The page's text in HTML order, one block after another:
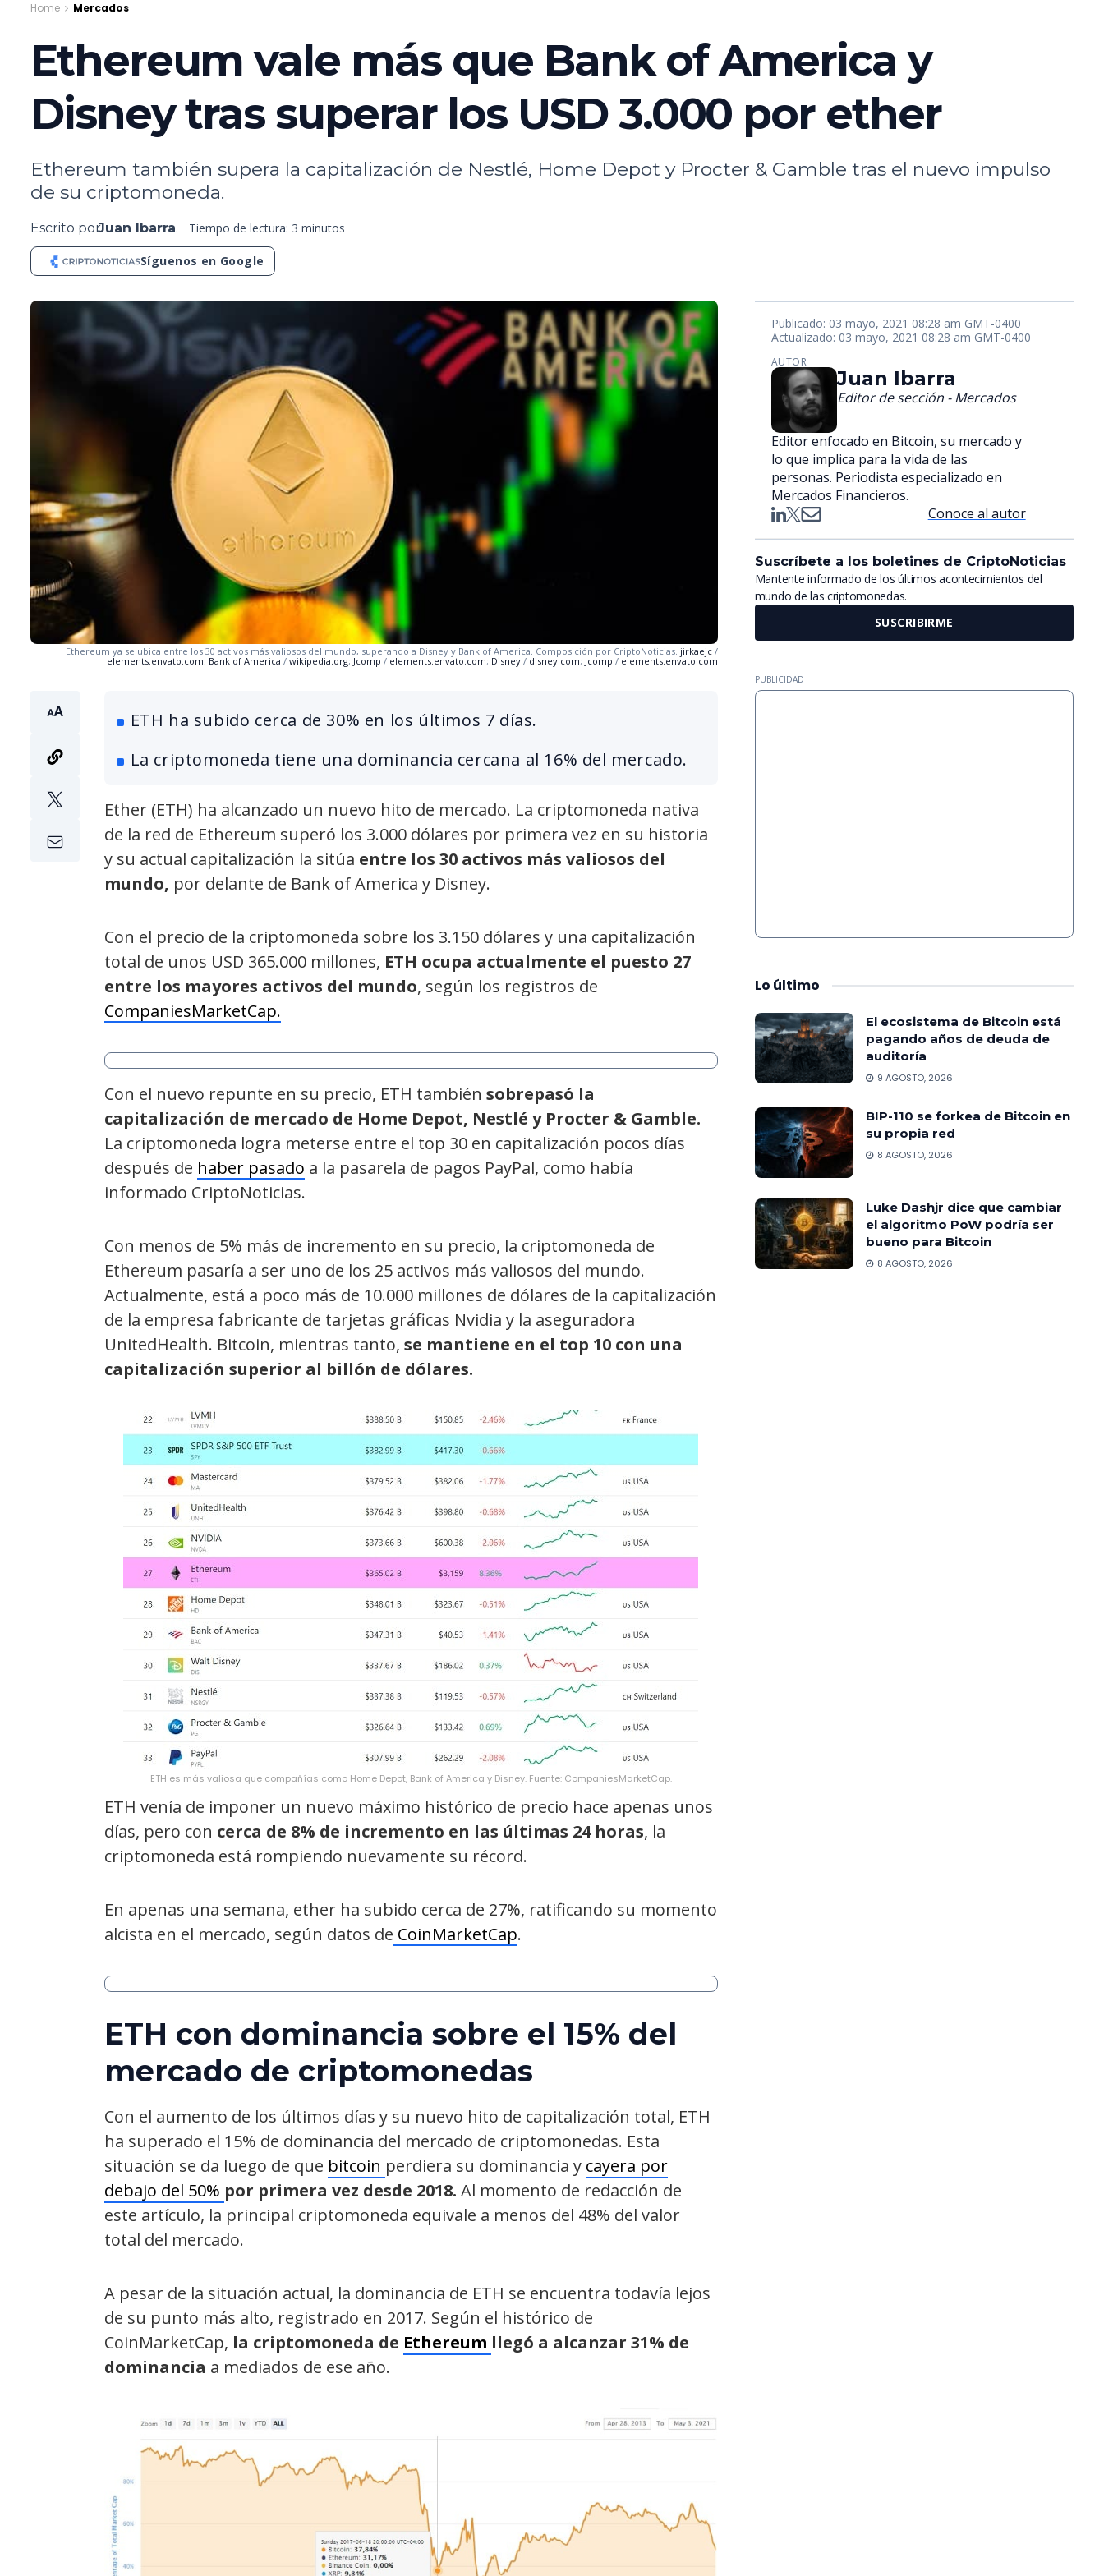
Home Mercados
Ethereum vale más que Bank of America y
Disney tras superar los USD 3.000 por ether
Ethereum también supera la capitalización de Nestlé, Home Depot y Procter & Gamble tras el nuevo impulso
de su criptomoneda.
Escrito porJuan Ibarra. Tiempo de lectura: 3 minutos
Síguenos en Google
Ethereum ya se ubica entre los 30 activos más valiosos del mundo, superando a Disney y Bank of America. Composición por CriptoNoticias. jirkaejc/
elements.envato.com; Bank of America / wikipedia.org; Jcomp / elements.envato.com; Disney/ disney.com; Jcomp / elements.envato.com
ETH ha subido cerca de 30% en los últimos 7 días.
La criptomoneda tiene una dominancia cercana al 16% del mercado.
Ether (ETH) ha alcanzado un nuevo hito de mercado. La criptomoneda nativa
de la red de Ethereum superó los 3.000 dólares por primera vez en su historia
y su actual capitalización la sitúa entre los 30 activos más valiosos del
mundo, por delante de Bank of America y Disney.
Con el precio de la criptomoneda sobre los 3.150 dólares y una capitalización
total de unos USD 365.000 millones, ETH ocupa actualmente el puesto 27
entre los mayores activos del mundo, según los registros de
CompaniesMarketCap.
Con el nuevo repunte en su precio, ETH también sobrepasó la
capitalización de mercado de Home Depot, Nestlé y Procter & Gamble.
La criptomoneda logra meterse entre el top 30 en capitalización pocos días
después de haber pasado a la pasarela de pagos PayPal, como había
informado CriptoNoticias.
Con menos de 5% más de incremento en su precio, la criptomoneda de
Ethereum pasaría a ser uno de los 25 activos más valiosos del mundo.
Actualmente, está a poco más de 10.000 millones de dólares de la capitalización
de la empresa fabricante de tarjetas gráficas Nvidia y la aseguradora
UnitedHealth. Bitcoin, mientras tanto, se mantiene en el top 10 con una
capitalización superior al billón de dólares.
ETH es más valiosa que compañías como Home Depot, Bank of America y Disney. Fuente: CompaniesMarketCap.
ETH venía de imponer un nuevo máximo histórico de precio hace apenas unos
días, pero con cerca de 8% de incremento en las últimas 24 horas, la
criptomoneda está rompiendo nuevamente su récord.
En apenas una semana, ether ha subido cerca de 27%, ratificando su momento
alcista en el mercado, según datos de CoinMarketCap.
ETH con dominancia sobre el 15% del
mercado de criptomonedas
Con el aumento de los últimos días y su nuevo hito de capitalización total, ETH
ha superado el 15% de dominancia del mercado de criptomonedas. Esta
situación se da luego de que bitcoin perdiera su dominancia y cayera por
debajo del 50% por primera vez desde 2018. Al momento de redacción de
este artículo, la principal criptomoneda equivale a menos del 48% del valor
total del mercado.
A pesar de la situación actual, la dominancia de ETH se encuentra todavía lejos
de su punto más alto, registrado en 2017. Según el histórico de
CoinMarketCap, la criptomoneda de Ethereum llegó a alcanzar 31% de
dominancia a mediados de ese año.
Publicado: 03 mayo, 2021 08:28 am GMT-0400
Actualizado: 03 mayo, 2021 08:28 am GMT-0400
AUTOR
Juan Ibarra
Editor de sección - Mercados
Editor enfocado en Bitcoin, su mercado y
lo que implica para la vida de las
personas. Periodista especializado en
Mercados Financieros.
Conoce al autor
Suscríbete a los boletines de CriptoNoticias
Mantente informado de los últimos acontecimientos del
mundo de las criptomonedas.
SUSCRIBIRME
PUBLICIDAD
Lo último
El ecosistema de Bitcoin está
pagando años de deuda de
auditoría
9 AGOSTO, 2026
BIP-110 se forkea de Bitcoin en
su propia red
8 AGOSTO, 2026
Luke Dashjr dice que cambiar
el algoritmo PoW podría ser
bueno para Bitcoin
8 AGOSTO, 2026